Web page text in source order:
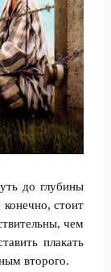
до глубины
стоит
чем
плакать
второго.